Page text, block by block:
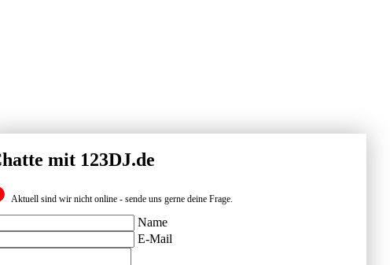
mit 123DJ.de
Aktuell sind wir nicht online - sende uns gerne deine Frage.
Name
E-Mail